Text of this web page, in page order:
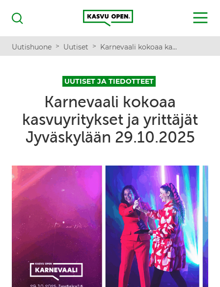
Haku
Kasvu Open
MENU
Uutishuone > Uutiset > Karnevaali kokoaa kasvuyritykset ja yrittäjät Jyväskylään 29.10.2025
UUTISET JA TIEDOTTEET
Karnevaali kokoaa
kasvuyritykset ja yrittäjät
Jyväskylään 29.10.2025